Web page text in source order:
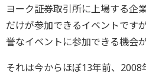
ヨーク証券取引所に上場する企
だけが参加できるイベントです
誉なイベントに参加できる機会
それは今からほぼ13年前、2008